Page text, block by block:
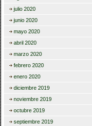
julio 2020
junio 2020
mayo 2020
abril 2020
marzo 2020
febrero 2020
enero 2020
diciembre 2019
noviembre 2019
octubre 2019
septiembre 2019